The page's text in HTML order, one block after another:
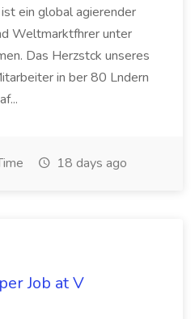
ein global agierender
Weltmarktfhrer unter
Das Herzstck unseres
in ber 80 Lndern
18 days ago
Job at V